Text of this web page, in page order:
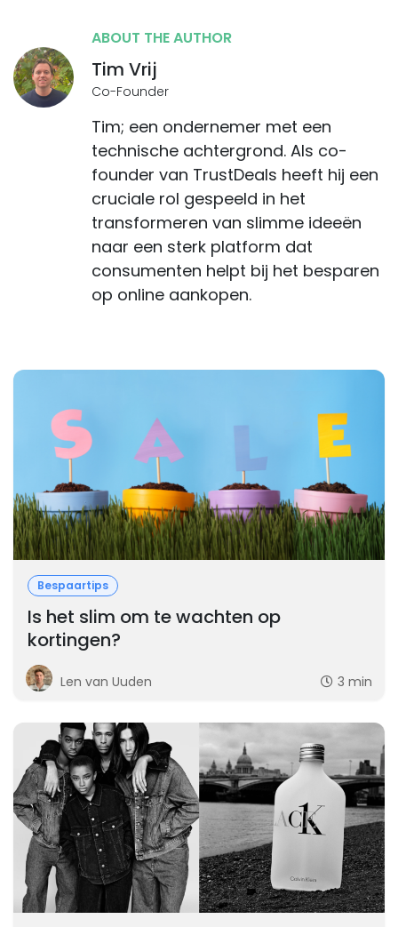
ABOUT THE AUTHOR
Tim Vrij
Co-Founder
Tim; een ondernemer met een
technische achtergrond. Als co-
founder van TrustDeals heeft hij een
cruciale rol gespeeld in het
transformeren van slimme ideeën
naar een sterk platform dat
consumenten helpt bij het besparen
op online aankopen.
Bespaartips
Is het slim om te wachten op
kortingen?
Len van Uuden 3 min